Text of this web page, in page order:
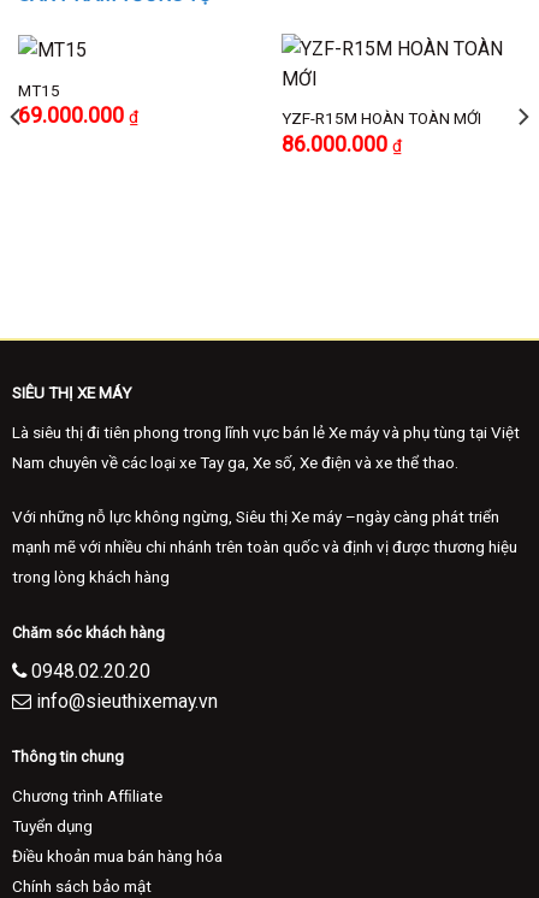
MT15
69.000.000 ₫ YZF-R15M HOÀN TOÀN MỚI
86.000.000 ₫
SIÊU THỊ XE MÁY
Là siêu thị đi tiên phong trong lĩnh vực bán lẻ Xe máy và phụ tùng tại Việt
Nam chuyên về các loại xe Tay ga, Xe số, Xe điện và xe thể thao.
Với những nỗ lực không ngừng, Siêu thị Xe máy –ngày càng phát triển
mạnh mẽ với nhiều chi nhánh trên toàn quốc và định vị được thương hiệu
trong lòng khách hàng
Chăm sóc khách hàng
0948.02.20.20
info@sieuthixemay.vn
Thông tin chung
Chương trình Afﬁliate
Tuyển dụng
Điều khoản mua bán hàng hóa
Chính sách bảo mật